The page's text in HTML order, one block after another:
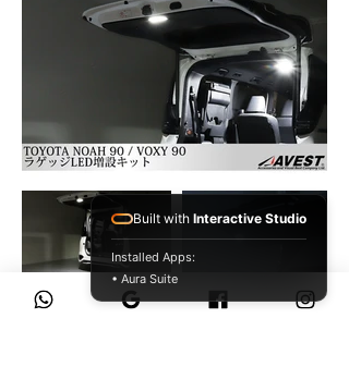
Built with Interactive Studio
Installed Apps:
• Aura Suite